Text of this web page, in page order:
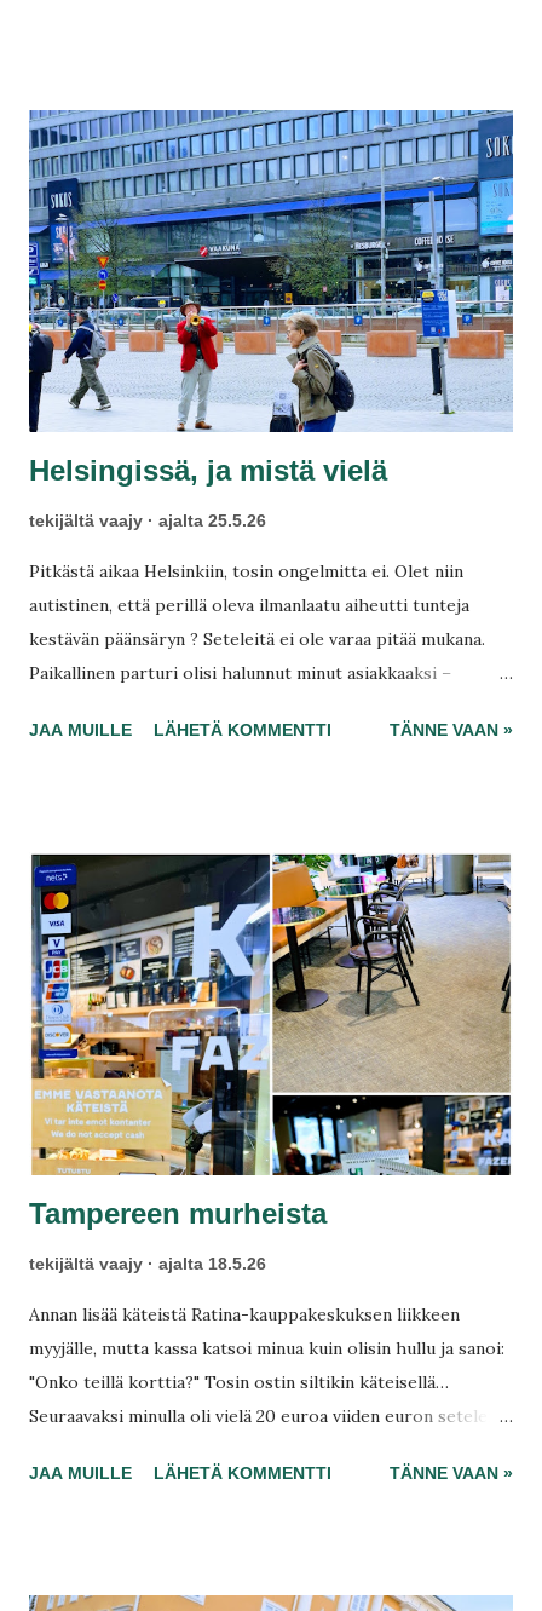
sapattivapaa on ohi.
Helsingissä, ja mistä vielä
tekijältä vaajy ajalta 25.5.26
Pitkästä aikaa Helsinkiin, tosin ongelmitta ei. Olet niin
autistinen, että perillä oleva ilmanlaatu aiheutti tunteja
kestävän päänsäryn ? Seteleitä ei ole varaa pitää mukana.
Paikallinen parturi olisi halunnut minut asiakkaaksi –
loppuvuodesta. Voisin siksi lukea köyhyydestä. Miten
oopperaan, mutta mies soittaa täällä trumpettia.
JAA MUILLE LÄHETÄ KOMMENTTI TÄNNE VAAN »
Tampereen murheista
tekijältä vaajy ajalta 18.5.26
Annan lisää käteistä Ratina-kauppakeskuksen liikkeen
myyjälle, mutta kassa katsoi minua kuin olisin hullu ja sanoi:
"Onko teillä korttia?" Tosin ostin siltikin käteisellä…
Seuraavaksi minulla oli vielä 20 euroa viiden euron seteleinä
Oletan, että seteli kiihottaa edelleen laajasti ja alan poimia
JAA MUILLE LÄHETÄ KOMMENTTI TÄNNE VAAN »